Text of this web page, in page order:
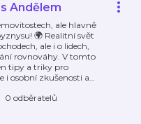
Andělem
ale hlavně
🌍 Realitní svět
ale i o lidech,
rovnováhy. V tomto
tipy a triky pro
i osobní zkušenosti a…
0 odběratelů